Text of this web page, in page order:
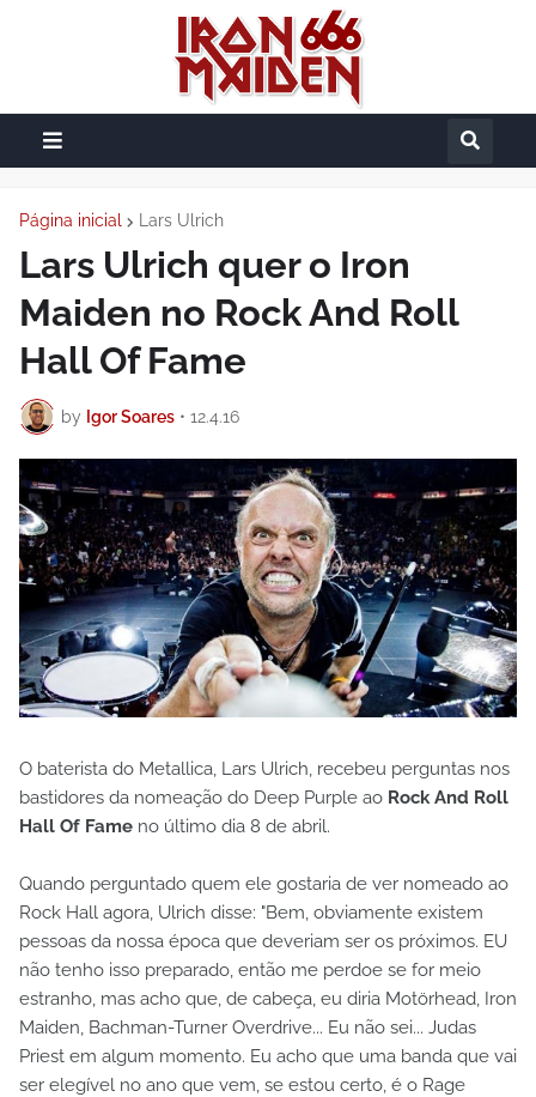
Página inicial Lars Ulrich
Lars Ulrich quer o Iron
Maiden no Rock And Roll
Hall Of Fame
by Igor Soares • 12.4.16
O baterista do Metallica, Lars Ulrich, recebeu perguntas nos
bastidores da nomeação do Deep Purple ao Rock And Roll
Hall Of Fame no último dia 8 de abril.
Quando perguntado quem ele gostaria de ver nomeado ao
Rock Hall agora, Ulrich disse: "Bem, obviamente existem
pessoas da nossa época que deveriam ser os próximos. EU
não tenho isso preparado, então me perdoe se for meio
estranho, mas acho que, de cabeça, eu diria Motörhead, Iron
Maiden, Bachman-Turner Overdrive... Eu não sei... Judas
Priest em algum momento. Eu acho que uma banda que vai
ser elegível no ano que vem, se estou certo, é o Rage